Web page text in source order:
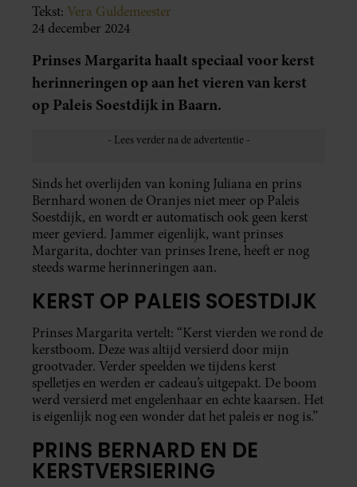
Tekst: Vera Guldemeester
24 december 2024
Prinses Margarita haalt speciaal voor kerst
herinneringen op aan het vieren van kerst
op Paleis Soestdijk in Baarn.
Sinds het overlijden van koning Juliana en prins
Bernhard wonen de Oranjes niet meer op Paleis
Soestdijk, en wordt er automatisch ook geen kerst
meer gevierd. Jammer eigenlijk, want prinses
Margarita, dochter van prinses Irene, heeft er nog
steeds warme herinneringen aan.
KERST OP PALEIS SOESTDIJK
Prinses Margarita vertelt: “Kerst vierden we rond de
kerstboom. Deze was altijd versierd door mijn
grootvader. Verder speelden we tijdens kerst
spelletjes en werden er cadeau’s uitgepakt. De boom
werd versierd met engelenhaar en echte kaarsen. Het
is eigenlijk nog een wonder dat het paleis er nog is.”
PRINS BERNARD EN DE
KERSTVERSIERING